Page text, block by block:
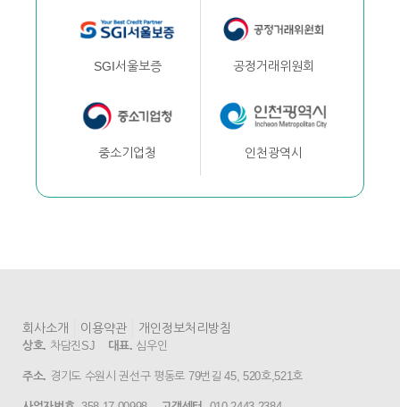
SGI서울보증 공정거래위원회
중소기업청 인천광역시
회사소개 이용약관 개인정보처리방침
상호. 차담진SJ 대표. 심우인
주소. 경기도 수원시 권선구 평동로 79번길 45, 520호,521호